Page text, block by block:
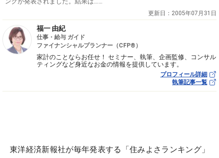
更新日： 2005年07月31日
福一 由紀
仕事・給与 ガイド
ファイナンシャルプランナー（CFP®）
家計のことならお任せ！ セミナー、執筆、企画監修、コンサル
ティングなど身近なお金の情報を提供しています。
プロフィール詳細
執筆記事一覧
東洋経済新報社が毎年発表する「住みよさランキング」